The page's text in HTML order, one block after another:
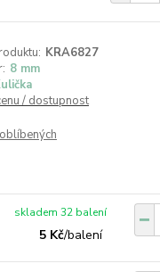
KRA6827
8 mm
/ dostupnost
5 Kč/balení
skladem 32 balení